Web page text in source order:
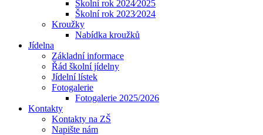
Školní rok 2024⁄2025
Školní rok 2023⁄2024
Kroužky
Nabídka kroužků
Jídelna
Základní informace
Řád školní jídelny
Jídelní lístek
Fotogalerie
Fotogalerie 2025/2026
Kontakty
Kontakty na ZŠ
Napište nám